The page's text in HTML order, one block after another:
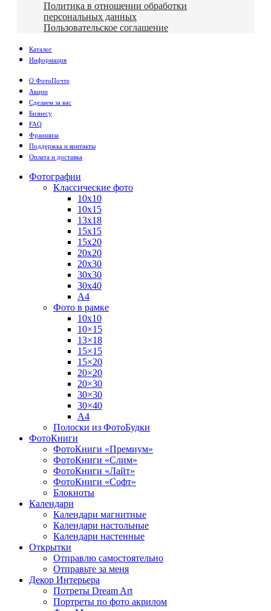
Политика в отношении обработки
персональных данных
Пользовательское соглашение
Каталог
Информация
О ФотоПочте
Акции
Сделаем за вас
Бизнесу
FAQ
Франшиза
Поддержка и контакты
Оплата и доставка
Фотографии
Классические фото
10х10
10х15
13х18
15х15
15х20
20х20
20х30
30х30
30х40
А4
Фото в рамке
10х10
10×15
13×18
15×15
15×20
20×20
20×30
30×30
30×40
A4
Полоски из ФотоБудки
ФотоКниги
ФотоКниги «Премиум»
ФотоКниги «Слим»
ФотоКниги «Лайт»
ФотоКниги «Софт»
Блокноты
Календари
Календари магнитные
Календари настольные
Календари настенные
Открытки
Отправлю самостоятельно
Отправьте за меня
Декор Интерьера
Потреты Dream Art
Портреты по фото акрилом